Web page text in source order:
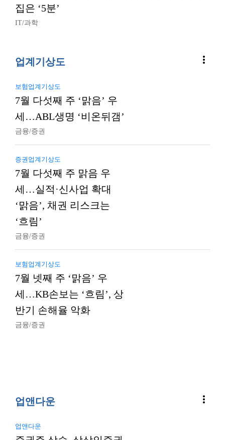
집은 ‘5분’
IT/과학
업계기상도 more_vert
보험업계기상도
7월 다섯째 주 ‘맑음’ 우
세…ABL생명 ‘비온뒤갬’
금융/증권
증권업계기상도
7월 다섯째 주 맑음 우
세…실적·신사업 확대
‘맑음’, 채권 리스크는
‘흐림’
금융/증권
보험업계기상도
7월 넷째 주 ‘맑음’ 우
세…KB손보는 ‘흐림’, 상
반기 손해율 악화
금융/증권
업앤다운 more_vert
업앤다운